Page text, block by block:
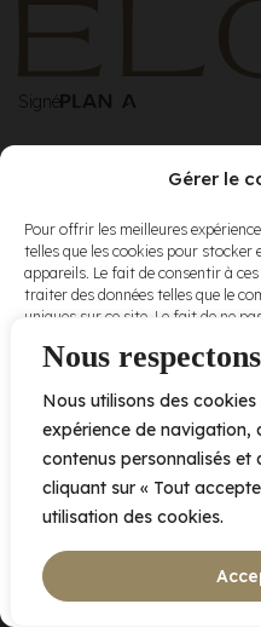
Nous
Nous utilisons des
expérience de navigation,
contenus personnalisés
cliquant sur « Tout
utilisation des cookies.
Gérer le
Pour offrir les meilleures
telles que les cookies pour
appareils. Le fait de consentir à
traiter des données telles que le
uniques sur ce site. Le fait de ne
et fonctions.
Signé
© Elora. Tous
droits réservés.
Voir nos
conditions
d’utilisationet
2005 av. de